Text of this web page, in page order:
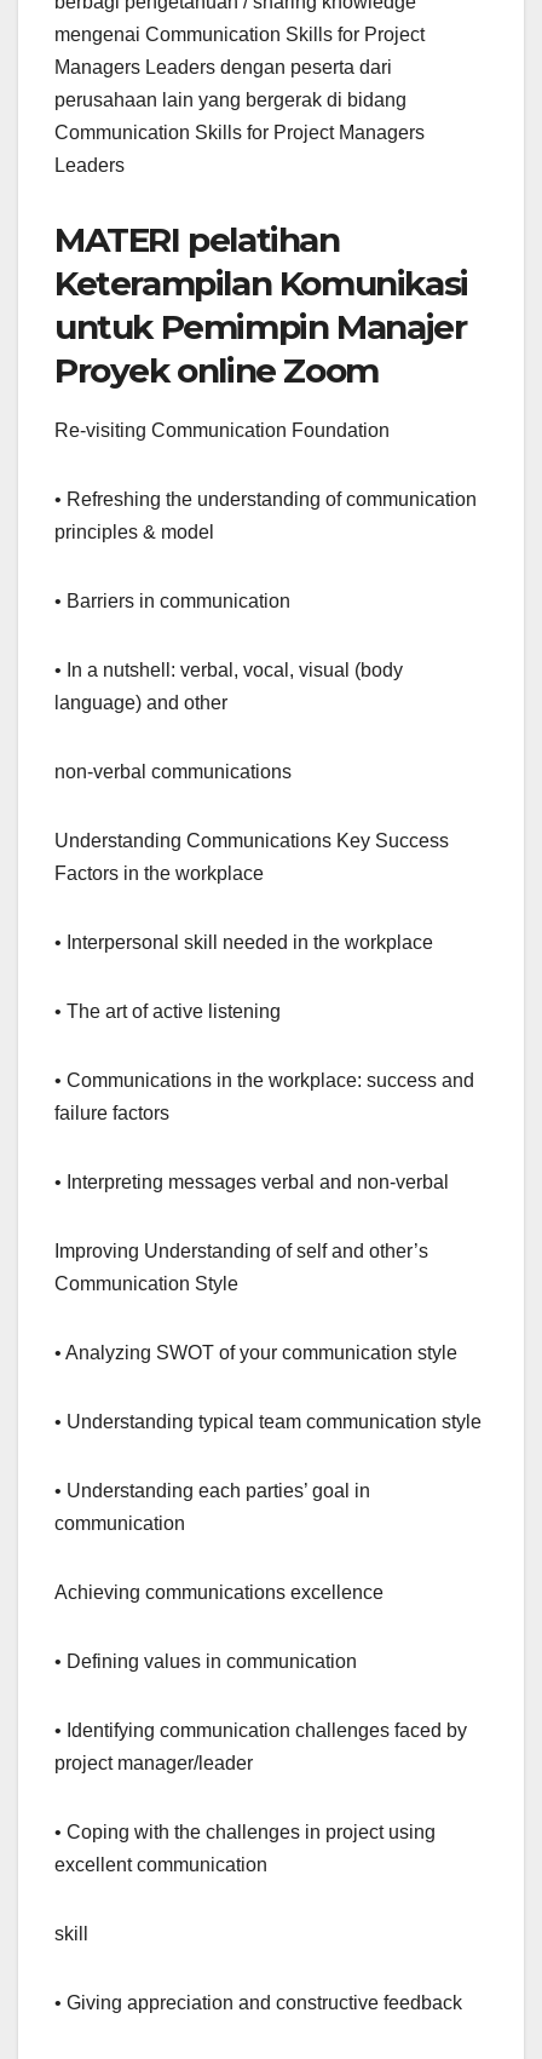
mengenai Communication Skills for Project
Managers Leaders dengan peserta dari
perusahaan lain yang bergerak di bidang
Communication Skills for Project Managers
Leaders
MATERI pelatihan
Keterampilan Komunikasi
untuk Pemimpin Manajer
Proyek online Zoom
Re-visiting Communication Foundation
• Refreshing the understanding of communication
principles & model
• Barriers in communication
• In a nutshell: verbal, vocal, visual (body
language) and other
non-verbal communications
Understanding Communications Key Success
Factors in the workplace
• Interpersonal skill needed in the workplace
• The art of active listening
• Communications in the workplace: success and
failure factors
• Interpreting messages verbal and non-verbal
Improving Understanding of self and other’s
Communication Style
• Analyzing SWOT of your communication style
• Understanding typical team communication style
• Understanding each parties’ goal in
communication
Achieving communications excellence
• Defining values in communication
• Identifying communication challenges faced by
project manager/leader
• Coping with the challenges in project using
excellent communication
skill
• Giving appreciation and constructive feedback